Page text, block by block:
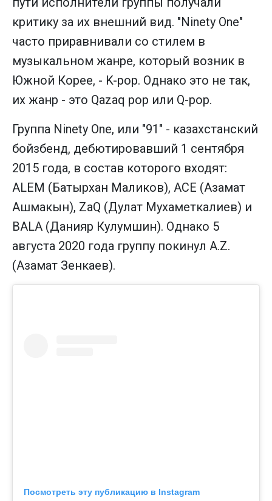
критику за их внешний вид. "Ninety One"
часто приравнивали со стилем в
музыкальном жанре, который возник в
Южной Корее, - K-pop. Однако это не так,
их жанр - это Qazaq pop или Q-pop.
Группа Ninety One, или "91" - казахстанский
бойзбенд, дебютировавший 1 сентября
2015 года, в состав которого входят:
ALEM (Батырхан Маликов), ACE (Азамат
Ашмакын), ZaQ (Дулат Мухаметкалиев) и
BALA (Данияр Кулумшин). Однако 5
августа 2020 года группу покинул A.Z.
(Азамат Зенкаев).
Посмотреть эту публикацию в Instagram